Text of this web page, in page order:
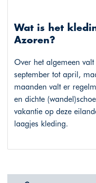
Wat is het
Azoren?
Over het algemeen
september tot april,
maanden valt er
en dichte
vakantie op deze
laagjes kleding.